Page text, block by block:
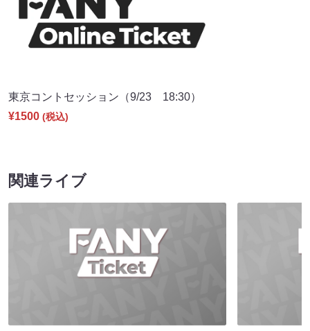
東京コントセッション（9/23 18:30）
¥1500 (税込)
関連ライブ